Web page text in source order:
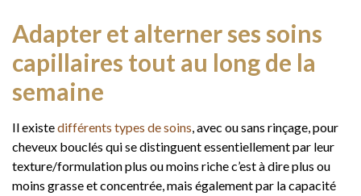
Adapter et alterner ses soins
capillaires tout au long de la
semaine
Il existedifférents types de soins, avec ou sans rinçage, pour
cheveux bouclés qui se distinguent essentiellement par leur
texture/formulation plus ou moins riche c’est à dire plus ou
moins grasse et concentrée, mais également par la capacité